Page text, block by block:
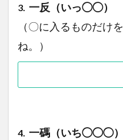
3. 一反（いっ◯◯）
（〇に入るものだけを
ね。）
4. 一碼（いち◯◯◯）